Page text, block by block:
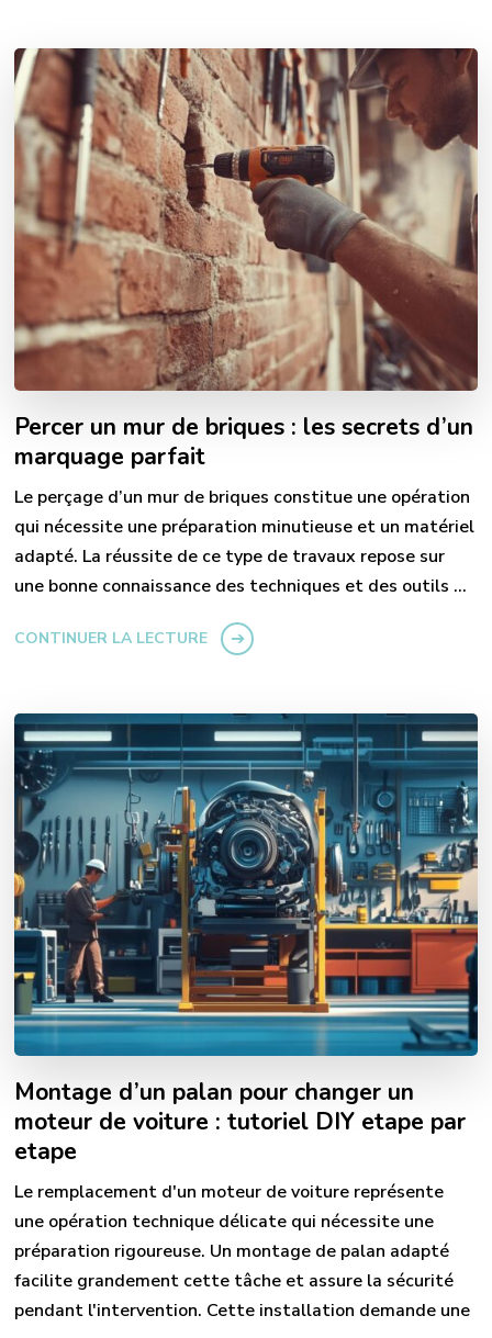
Percer un mur de briques : les secrets d’un
marquage parfait
Le perçage d’un mur de briques constitue une opération
qui nécessite une préparation minutieuse et un matériel
adapté. La réussite de ce type de travaux repose sur
une bonne connaissance des techniques et des outils …
CONTINUER LA LECTURE
Montage d’un palan pour changer un
moteur de voiture : tutoriel DIY etape par
etape
Le remplacement d'un moteur de voiture représente
une opération technique délicate qui nécessite une
préparation rigoureuse. Un montage de palan adapté
facilite grandement cette tâche et assure la sécurité
pendant l'intervention. Cette installation demande une